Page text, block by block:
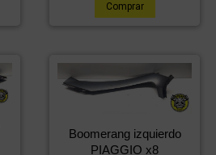
Comprar
Boomerang izquierdo
PIAGGIO x8